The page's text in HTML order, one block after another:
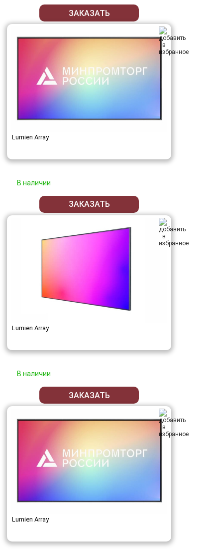
ЗАКАЗАТЬ
Lumien Array
В наличии
ЗАКАЗАТЬ
Lumien Array
В наличии
ЗАКАЗАТЬ
Lumien Array